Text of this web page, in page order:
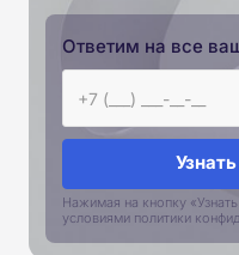
Ответим на все
Нажимая на кнопку
условиями политики